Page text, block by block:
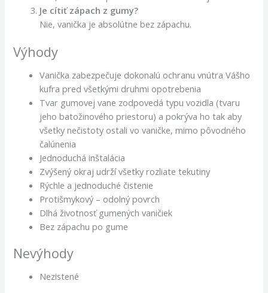
Je cítiť zápach z gumy?
Nie, vanička je absolútne bez zápachu.
Výhody
Vanička zabezpečuje dokonalú ochranu vnútra Vášho
kufra pred všetkými druhmi opotrebenia
Tvar gumovej vane zodpovedá typu vozidla (tvaru
jeho batožinového priestoru) a pokrýva ho tak aby
všetky nečistoty ostali vo vaničke, mimo pôvodného
čalúnenia
Jednoduchá inštalácia
Zvýšený okraj udrží všetky rozliate tekutiny
Rýchle a jednoduché čistenie
Protišmykový – odolný povrch
Dlhá životnosť gumených vaničiek
Bez zápachu po gume
Nevýhody
Nezistené